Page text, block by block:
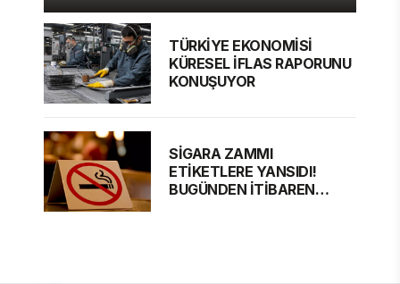
TÜRKİYE EKONOMİSİ
KÜRESEL İFLAS RAPORUNU
KONUŞUYOR
SİGARA ZAMMI
ETİKETLERE YANSIDI!
BUGÜNDEN İTİBAREN